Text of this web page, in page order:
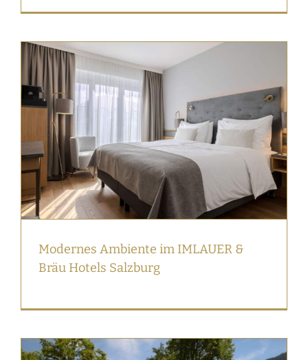
Modernes Ambiente im IMLAUER &
Bräu Hotels Salzburg